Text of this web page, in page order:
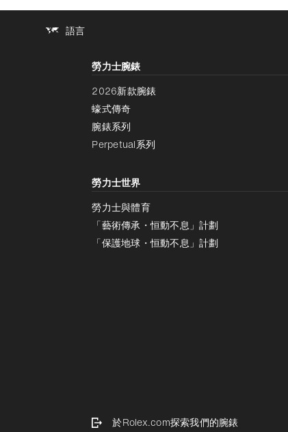
語言
勞力士腕錶
2026新款腕錶
蠔式傳奇
腕錶系列
Perpetual系列
勞力士世界
勞力士與體育
「藝術傳承・恒動不息」計劃
「保護地球・恒動不息」計劃
於Rolex.com探索我們的腕錶